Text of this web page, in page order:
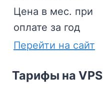
Цена в мес. при
оплате за год
Перейти на сайт
Тарифы на VPS